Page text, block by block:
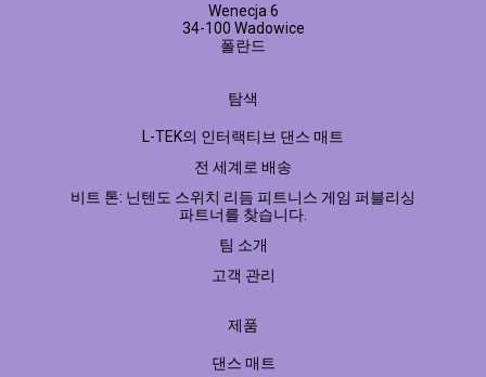
Wenecja 6
34-100 Wadowice
폴란드
탐색
L-TEK의 인터랙티브 댄스 매트
전 세계로 배송
비트 톤: 닌텐도 스위치 리듬 피트니스 게임 퍼블리싱
파트너를 찾습니다.
팀 소개
고객 관리
제품
댄스 매트